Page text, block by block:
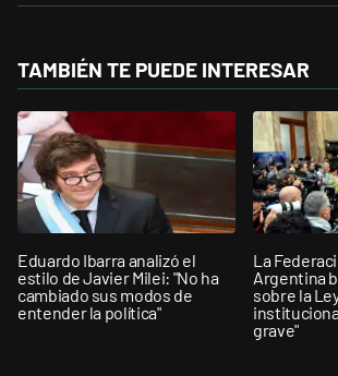
TAMBIÉN TE PUEDE INTERESAR
Eduardo Ibarra analizó el
estilo de Javier Milei: "No ha
cambiado sus modos de
entender la política"
La
Argentina
sobre la
grave"